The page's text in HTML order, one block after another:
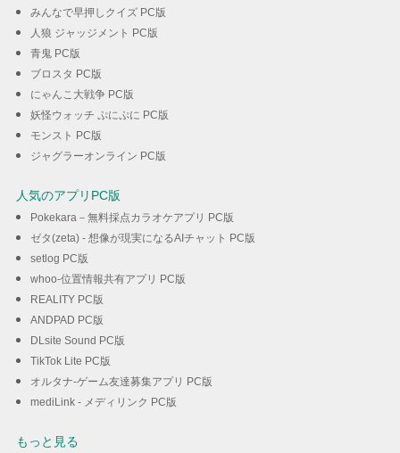
みんなで早押しクイズ PC版
人狼 ジャッジメント PC版
青鬼 PC版
ブロスタ PC版
にゃんこ大戦争 PC版
妖怪ウォッチ ぷにぷに PC版
モンスト PC版
ジャグラーオンライン PC版
人気のアプリPC版
Pokekara－無料採点カラオケアプリ PC版
ゼタ(zeta) - 想像が現実になるAIチャット PC版
setlog PC版
whoo-位置情報共有アプリ PC版
REALITY PC版
ANDPAD PC版
DLsite Sound PC版
TikTok Lite PC版
オルタナ-ゲーム友達募集アプリ PC版
mediLink - メディリンク PC版
もっと見る